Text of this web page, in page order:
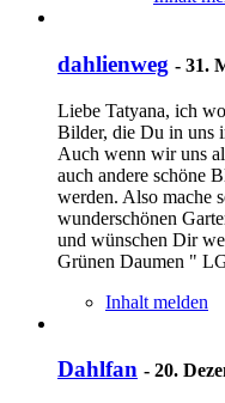
dahlienweg - 31.
Liebe Tatyana, ich
Bilder, die Du in uns
Auch wenn wir uns
auch andere schöne
werden. Also mache
wunderschönen
und wünschen Dir
Grünen Daumen "
Inhalt melden
Dahlfan - 20.